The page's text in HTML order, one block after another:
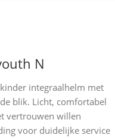
N
integraalhelm met
blik. Licht, comfortabel
vertrouwen willen
voor duidelijke service